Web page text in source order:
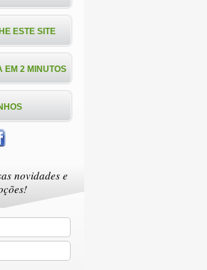
ESTE SITE
EM 2 MINUTOS
novidades e